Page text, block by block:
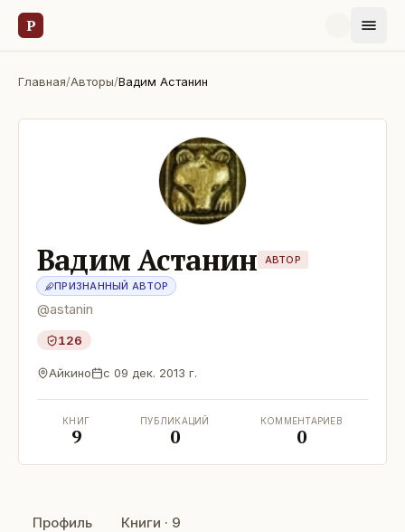
Р
Главная/Авторы/Вадим Астанин
Вадим Астанин АВТОР
ПРИЗНАННЫЙ АВТОР
@astanin
126
Айкино с 09 дек. 2013 г.
КНИГ
9
ПУБЛИКАЦИЙ
0
КОММЕНТАРИЕВ
0
Профиль Книги · 9